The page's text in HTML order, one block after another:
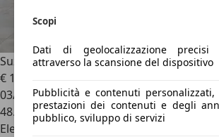
Suzuki SX4 S-Cross1.4h Top 2wd 129cv -
€ 15.900
03/2022
48.000 km
Elettrica/Benzina
Scopi
Dati di geolocalizzazione precisi
attraverso la scansione del dispositivo
Pubblicità e contenuti
prestazioni dei contenuti e degli
pubblico, sviluppo di servizi